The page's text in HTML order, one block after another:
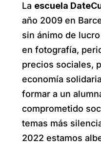
La escuela
año 2009 en
sin ánimo de
en fotografía,
precios sociales,
economía
formar a un
comprometido
temas más
2022 estamos